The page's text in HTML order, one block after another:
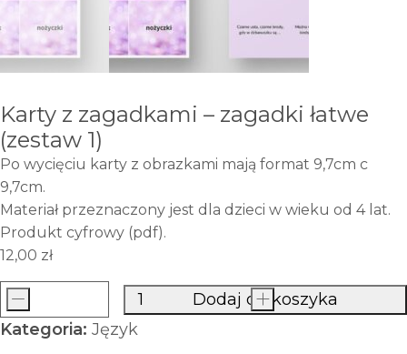
Karty z zagadkami – zagadki łatwe
(zestaw 1)
Po wycięciu karty z obrazkami mają format 9,7cm c
9,7cm.
Materiał przeznaczony jest dla dzieci w wieku od 4 lat.
Produkt cyfrowy (pdf).
12,00 zł
ilość
Karty
- +
Dodaj do koszyka
Kategoria: Język